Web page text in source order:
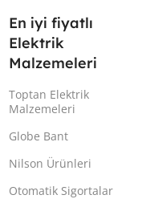
En iyi fiyatlı
Elektrik
Malzemeleri
Toptan Elektrik
Malzemeleri
Globe Bant
Nilson Ürünleri
Otomatik Sigortalar